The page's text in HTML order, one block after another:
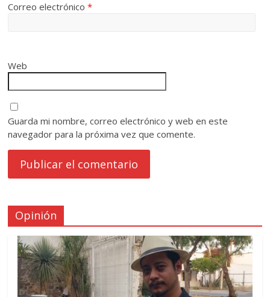
Correo electrónico*
Web
Guarda mi nombre, correo electrónico y web en este
navegador para la próxima vez que comente.
Opinión